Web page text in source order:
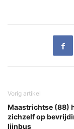
Vorig artikel
Maas­tricht­se (88)
zich­zelf op
lijn­bus